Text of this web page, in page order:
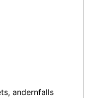
andernfalls